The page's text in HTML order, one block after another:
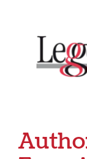
contenuto